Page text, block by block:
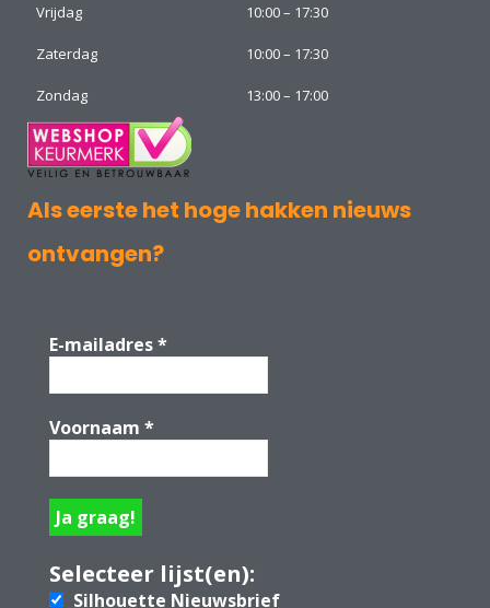
Vrijdag 10:00 – 17:30
Zaterdag 10:00 – 17:30
Zondag 13:00 – 17:00
Als eerste het hoge hakken nieuws
ontvangen?
E-mailadres*
Voornaam *
Selecteer lijst(en):
Silhouette Nieuwsbrief